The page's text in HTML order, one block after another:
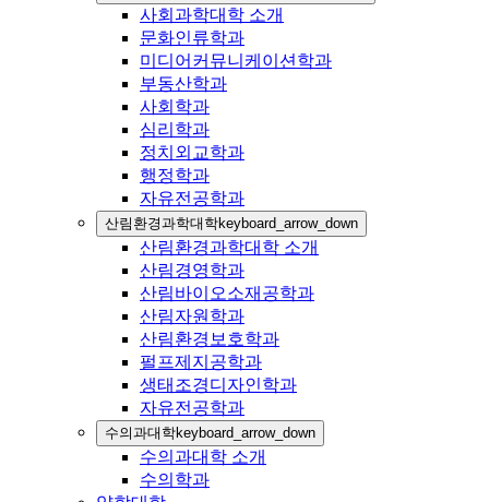
사회과학대학 소개
문화인류학과
미디어커뮤니케이션학과
부동산학과
사회학과
심리학과
정치외교학과
행정학과
자유전공학과
산림환경과학대학keyboard_arrow_down
산림환경과학대학 소개
산림경영학과
산림바이오소재공학과
산림자원학과
산림환경보호학과
펄프제지공학과
생태조경디자인학과
자유전공학과
수의과대학keyboard_arrow_down
수의과대학 소개
수의학과